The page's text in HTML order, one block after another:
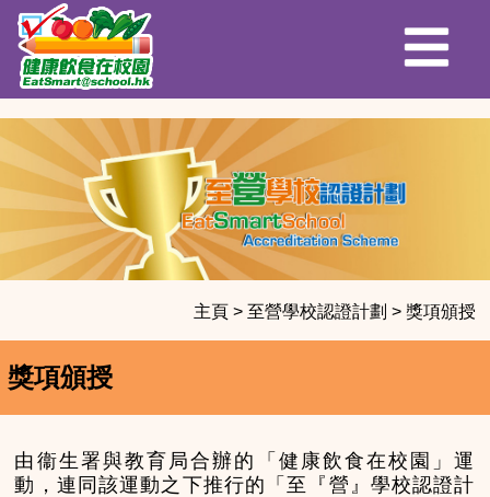
主頁> 至營學校認證計劃 > 獎項頒授
獎項頒授
由衞生署與教育局合辦的「健康飲食在校園」運
動，連同該運動之下推行的「至『營』學校認證計